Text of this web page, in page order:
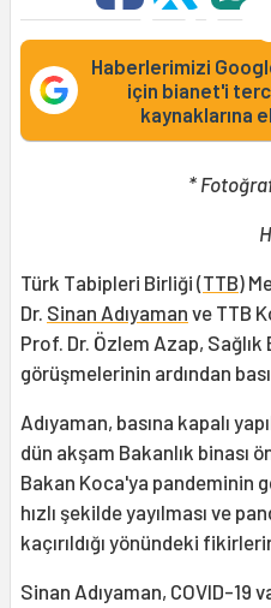
Haberlerimizi
için bianet'i
kaynaklarına
*
Türk Tabipleri Birliği (TTB)
Dr. Sinan Adıyaman ve TTB
Prof. Dr. Özlem Azap, Sağlık
görüşmelerinin ardından
Adıyaman, basına kapalı
dün akşam Bakanlık binası
Bakan Koca'ya pandeminin
hızlı şekilde yayılması ve
kaçırıldığı yönündeki
Sinan Adıyaman, COVID-19